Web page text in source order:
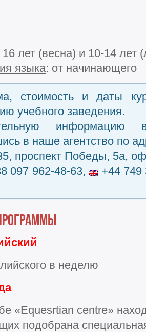
16 лет (весна) и 10-14 лет
языка: от начинающего
стоимость и даты
учебного заведения.
информацию
в наше агентство по
проспект Победы, 5а,
097 962-48-63,
+44
в неделю
«Equesrtian centre»
подобрана